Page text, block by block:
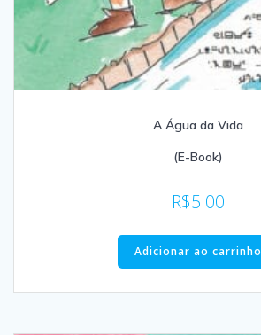
A Água da Vida
(E-Book)
R$5.00
Adicionar ao carrinho